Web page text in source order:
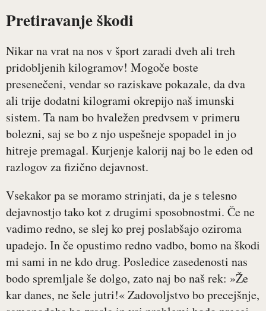
Pretiravanje škodi
Nikar na vrat na nos v šport zaradi dveh ali treh
pridobljenih kilogramov! Mogoče boste
presenečeni, vendar so raziskave pokazale, da dva
ali trije dodatni kilogrami okrepijo naš imunski
sistem. Ta nam bo hvaležen predvsem v primeru
bolezni, saj se bo z njo uspešneje spopadel in jo
hitreje premagal. Kurjenje kalorij naj bo le eden od
razlogov za fizično dejavnost.
Vsekakor pa se moramo strinjati, da je s telesno
dejavnostjo tako kot z drugimi sposobnostmi. Če ne
vadimo redno, se slej ko prej poslabšajo oziroma
upadejo. In če opustimo redno vadbo, bomo na škodi
mi sami in ne kdo drug. Posledice zasedenosti nas
bodo spremljale še dolgo, zato naj bo naš rek: »Že
kar danes, ne šele jutri!« Zadovoljstvo bo precejšnje,